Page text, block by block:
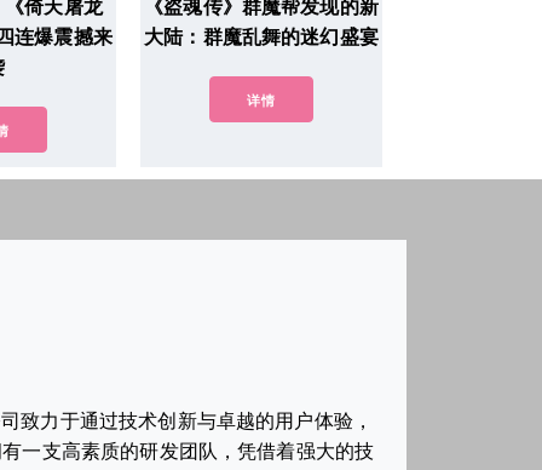
倚天屠龙
连爆震撼来
《盗魂传》群魔帮发现的新
大陆：群魔乱舞的迷幻盛宴
详情
致力于通过技术创新与卓越的用户体验，
一支高素质的研发团队，凭借着强大的技